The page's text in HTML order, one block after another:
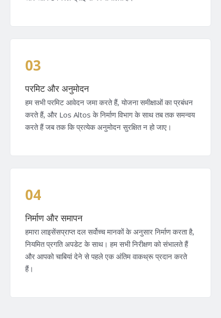
03
परमिट और अनुमोदन
हम सभी परमिट आवेदन जमा करते हैं, योजना समीक्षाओं का प्रबंधन
करते हैं, और Los Altos के निर्माण विभाग के साथ तब तक समन्वय
करते हैं जब तक कि प्रत्येक अनुमोदन सुरक्षित न हो जाए।
04
निर्माण और समापन
हमारा लाइसेंसप्राप्त दल सर्वोच्च मानकों के अनुसार निर्माण करता है,
नियमित प्रगति अपडेट के साथ। हम सभी निरीक्षण को संभालते हैं
और आपको चाबियां देने से पहले एक अंतिम वाकथ्रू प्रदान करते
हैं।